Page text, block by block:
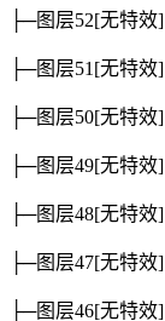
├─图层52[无特效]
├─图层51 [无特效]
├─图层50[无特效]
├─图层49[无特效]
├─图层48[无特效]
├─图层47[无特效]
├─图层46[无特效]